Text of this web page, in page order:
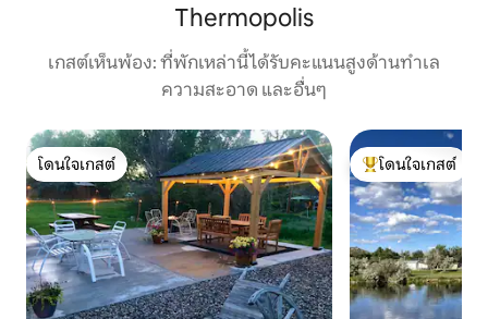
Thermopolis
เกสต์เห็นพ้อง: ที่พักเหล่านี้ได้รับคะแนนสูงด้านทำเล
ความสะอาด และอื่นๆ
โดนใจเกสต์
โดนใจเกสต์
โดนใจเกสต์ที่สุด
โดนใจเกสต์